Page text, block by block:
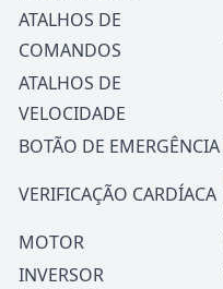
ATALHOS DE
COMANDOS
ATALHOS DE
VELOCIDADE
BOTÃO DE EMERGÊNCIA
VERIFICAÇÃO CARDÍACA
MOTOR
INVERSOR